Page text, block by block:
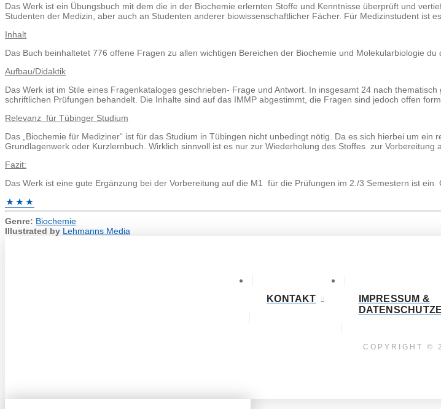
Das Werk ist ein Übungsbuch mit dem die in der Biochemie erlernten Stoffe und Kenntnisse überprüft und
Studenten der Medizin, aber auch an Studenten anderer biowissenschaftlicher Fächer. Für Medizinstudent ist
Inhalt
Das Buch beinhaltetet 776 offene Fragen zu allen wichtigen Bereichen der Biochemie und Molekularbiologie
Aufbau/Didaktik
Das Werk ist im Stile eines Fragenkataloges geschrieben- Frage und Antwort. In insgesamt 24 nach
schriftlichen Prüfungen behandelt. Die Inhalte sind auf das IMMP abgestimmt, die Fragen sind jedoch offen
Relevanz für Tübinger Studium
Das „Biochemie für Mediziner“ ist für das Studium in Tübingen nicht unbedingt nötig. Da es sich hierbei um
Grundlagenwerk oder Kurzlernbuch. Wirklich sinnvoll ist es nur zur Wiederholung des Stoffes zur Vorbereitung
Fazit:
Das Werk ist eine gute Ergänzung bei der Vorbereitung auf die M1 für die Prüfungen im 2./3 Semestern ist ein
Genre: Biochemie
Illustrated by Lehmanns Media
KONTAKT
IMPRESSUM &
COPYRIGHT ©